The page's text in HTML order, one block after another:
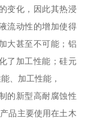
变化，因此其热浸
流动性的增加使得
大甚至不可能；铝
了加工性能；硅元
、加工性能，
的新型高耐腐蚀性
品主要使用在土木